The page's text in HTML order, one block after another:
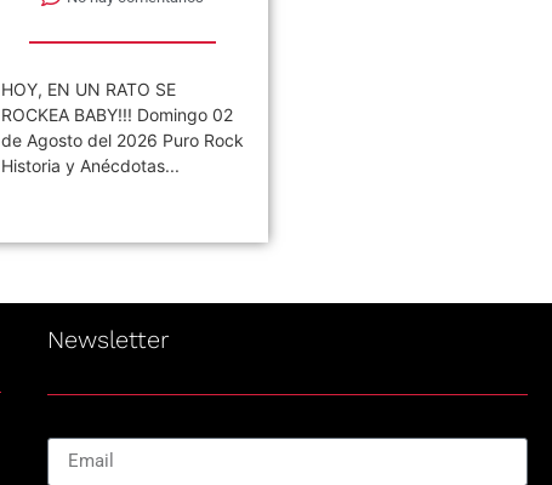
HOY, EN UN RATO SE
ROCKEA BABY!!! Domingo 02
de Agosto del 2026 Puro Rock
Historia y Anécdotas...
Newsletter